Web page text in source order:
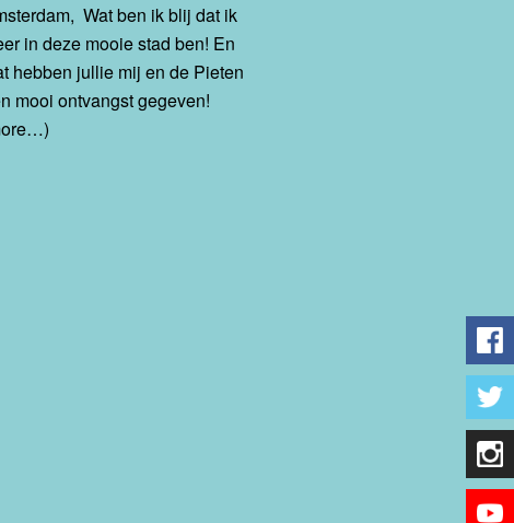
Wat ben ik blij dat ik
in deze mooie stad ben! En
hebben jullie mij en de Pieten
mooi ontvangst gegeven!